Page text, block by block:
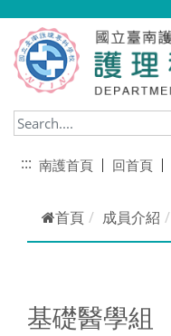
::: 南護首頁 回首頁
首頁 成員介紹
基礎醫學組